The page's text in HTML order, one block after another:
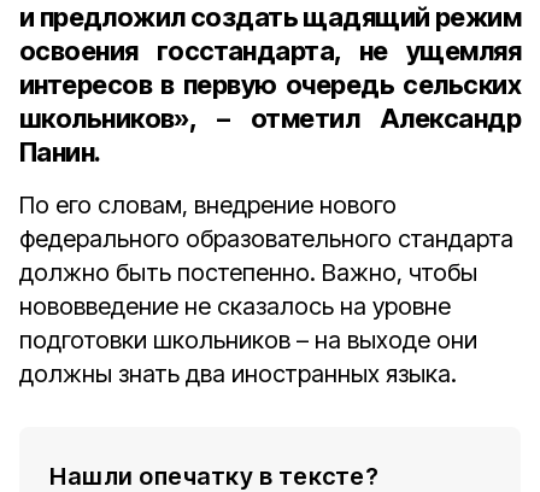
и предложил создать щадящий режим
освоения госстандарта, не ущемляя
интересов в первую очередь сельских
школьников», – отметил Александр
Панин.
По его словам, внедрение нового
федерального образовательного стандарта
должно быть постепенно. Важно, чтобы
нововведение не сказалось на уровне
подготовки школьников – на выходе они
должны знать два иностранных языка.
Нашли опечатку в тексте?